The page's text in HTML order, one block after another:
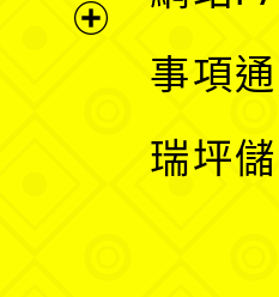
事項
瑞坪